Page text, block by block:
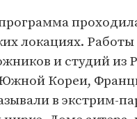
локациях. Работы
и студий из
Кореи,
в экстрим-